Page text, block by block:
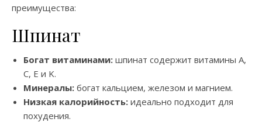
преимущества:
Шпинат
Богат витаминами: шпинат содержит витамины A,
C, E и K.
Минералы: богат кальцием, железом и магнием.
Низкая калорийность: идеально подходит для
похудения.